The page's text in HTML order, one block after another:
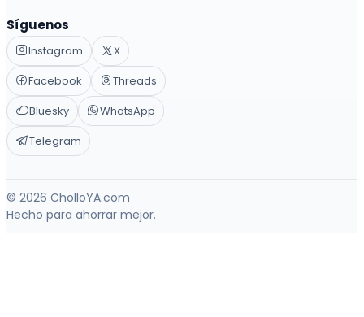
Síguenos
Instagram
X
Facebook
Threads
Bluesky
WhatsApp
Telegram
© 2026 CholloYA.com
Hecho para ahorrar mejor.